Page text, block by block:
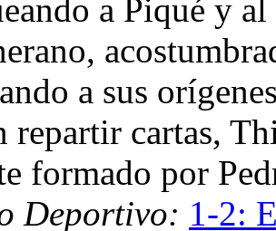
a Piqué y
a sus
repartir cartas,
formado por
Deportivo: 1-2: